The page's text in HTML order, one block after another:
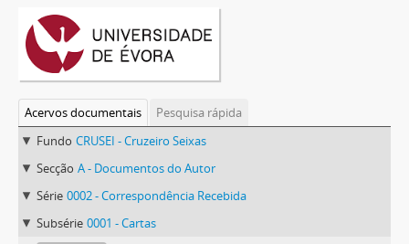
Acervos documentais
Pesquisa rápida
Fundo CRUSEI - Cruzeiro Seixas
Secção A - Documentos do Autor
Série 0002 - Correspondência Recebida
Subsérie 0001 - Cartas